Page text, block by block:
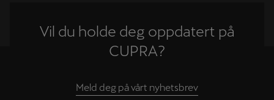
Vil du holde deg oppdatert på
CUPRA?
Meld deg på vårt nyhetsbrev